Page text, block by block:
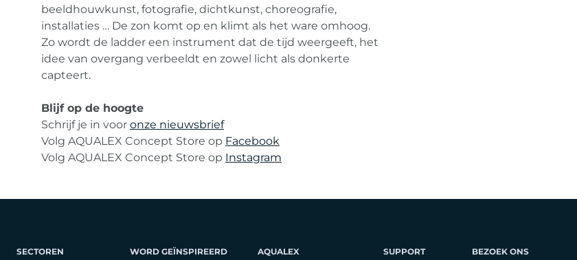
beeldhouwkunst, fotografie, dichtkunst, choreografie,
installaties … De zon komt op en klimt als het ware omhoog.
Zo wordt de ladder een instrument dat de tijd weergeeft, het
idee van overgang verbeeldt en zowel licht als donkerte
capteert.
Blijf op de hoogte
Schrijf je in voor onze nieuwsbrief
Volg AQUALEX Concept Store op Facebook
Volg AQUALEX Concept Store op Instagram
SECTOREN WORD GEÏNSPIREERD AQUALEX SUPPORT BEZOEK ONS